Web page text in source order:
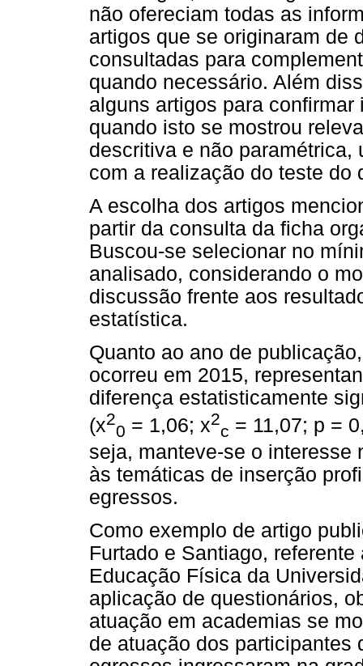
não ofereciam todas as
artigos que se originaram de
consultadas para
quando necessário. Além
alguns artigos para
quando isto se mostrou
descritiva e não
com a realização do teste do
A escolha dos artigos
partir da consulta da ficha
Buscou-se selecionar no
analisado, considerando o
discussão frente aos
estatística.
Quanto ao ano de
ocorreu em 2015,
diferença estatisticamente
(x2
0 = 1,06; x2
c = 11,07; p =
seja, manteve-se o interesse
às temáticas de inserção
egressos.
Como exemplo de artigo
Furtado e Santiago,
Educação Física da
aplicação de questionários,
atuação em academias se
de atuação dos participantes